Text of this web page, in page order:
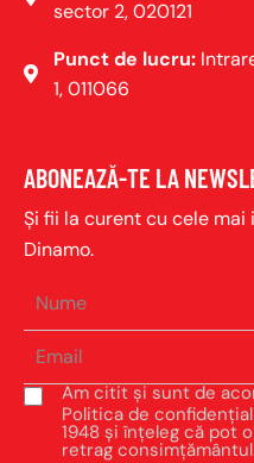
sector 2, 020121
Punct de lucru:
1, 011066
ABONEAZĂ-TE LA
Și fii la curent cu cele
Dinamo.
Am citit și sunt de
Politica de
1948 și înțeleg că pot
retrag consimțământul